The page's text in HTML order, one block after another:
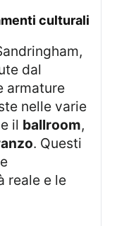
culturali
dal
armature
nelle varie
il ballroom,
. Questi
reale e le